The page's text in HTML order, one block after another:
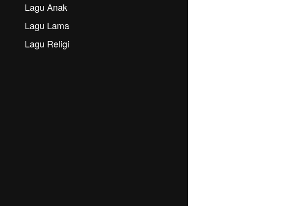
Lagu Anak
Lagu Lama
Lagu Religi